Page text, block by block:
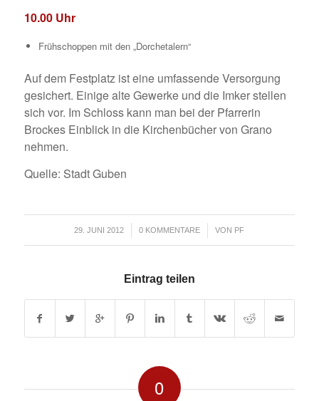
10.00 Uhr
Frühschoppen mit den „Dorchetalern“
Auf dem Festplatz ist eine umfassende Versorgung
gesichert. Einige alte Gewerke und die Imker stellen
sich vor. Im Schloss kann man bei der Pfarrerin
Brockes Einblick in die Kirchenbücher von Grano
nehmen.
Quelle: Stadt Guben
29. JUNI 2012
/ 0 KOMMENTARE
/ VON PF
Eintrag teilen
0